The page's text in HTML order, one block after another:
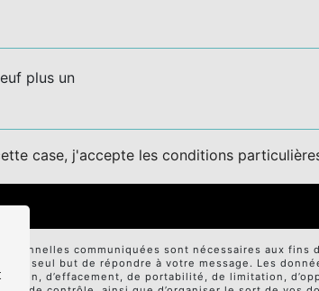
plus un
case, j'accepte les conditions
communiquées sont nécessaires aux
le seul but de répondre à votre message. Les
d’effacement, de portabilité, de limitation,